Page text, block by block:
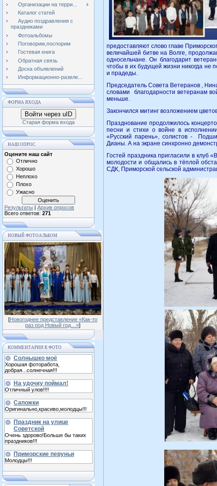
Организации на терри...
Каталог статей
Аудио поздравления с
праздниками
Фотоальбомы
Поговорим,поспорим
Гостевая книга
Обратная связь
Доска объявлений
Информационно-развле...
ФОРМА ВХОДА
Войти через uID
Старая форма входа
НАШ ОПРОС
Оцените наш сайт
Отлично
Хорошо
Неплохо
Плохо
Ужасно
Результаты | Архив опросов
Всего ответов: 271
НОВЫЙ ФОТОАЛЬБОМ
[Новогоднее представление «Как-то
раз под Новый год…»]
КОММЕНТАРИИ К ФОТО
Солнышко моё
Хорошая фоторабота,
добрая...солнечная!!!
На удочку поймал!
Отличный улов!!!!
Сапожки
Оригинально,красиво,молодцы!!!
Праздник на улице
Советской
Очень здорово!Больше бы таких
праздников!!!
Приморские певуньи
Молодцы!!!
предоставляют слово главе
величайшей битве на Волге,
односельчане. Он благодарит
чтобы в их будущей жизни никогда не
и прадеды.
Председатель Совета Ветеранов ,
словами благодарности ветеранам
меньше.
Закончился митинг возложением
Празднование продолжилось
песни и стихи о войне в
«Русский парень», солистов -
Дианы. А на экране синхронно
Гостей праздника пригласили в клуб
молодости и общались в тёплой
СДК, Приморской сельской